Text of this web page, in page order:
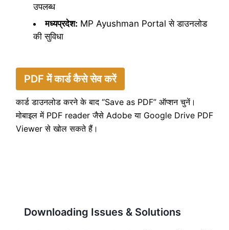
उपलब्ध
मध्यप्रदेश: MP Ayushman Portal से डाउनलोड
की सुविधा
PDF में कार्ड कैसे सेव करें
कार्ड डाउनलोड करने के बाद “Save as PDF” ऑप्शन चुनें।
मोबाइल में PDF reader जैसे Adobe या Google Drive PDF
Viewer से खोल सकते हैं।
Downloading Issues & Solutions